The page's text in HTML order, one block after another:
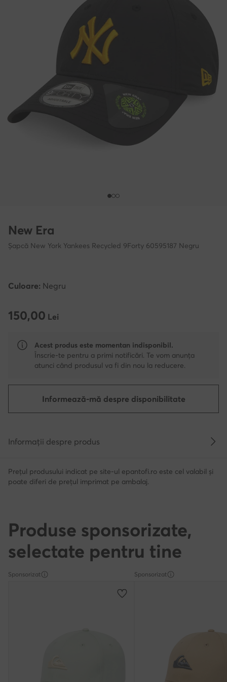
New Era
Șapcă New York Yankees Recycled 9Forty 60595187 Negru
Culoare: Negru
150,00 Lei
150,00 Lei
Acest produs este momentan indisponibil.
Înscrie-te pentru a primi notificări. Te vom anunța
atunci când produsul va fi din nou la reducere.
Informează-mă despre disponibilitate
Informații despre produs
Prețul produsului indicat pe site-ul epantofi.ro este cel valabil și
poate diferi de prețul imprimat pe ambalaj.
Produse sponsorizate,
selectate pentru tine
Sponsorizat Sponsorizat